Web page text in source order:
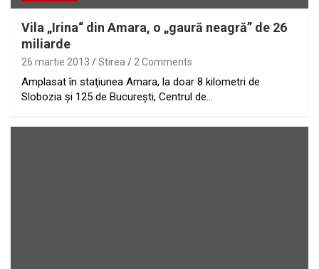
Vila „Irina“ din Amara, o „gaură neagră” de 26
miliarde
26 martie 2013 Stirea 2 Comments
Amplasat în staţiunea Amara, la doar 8 kilometri de
Slobozia şi 125 de Bucureşti, Centrul de…